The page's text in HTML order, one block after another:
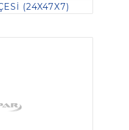
(24X47X7)